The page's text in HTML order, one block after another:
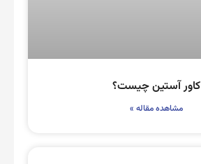
کاور آستین چیست؟
مشاهده مقاله »